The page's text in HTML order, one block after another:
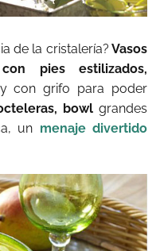
de la cristalería? Vasos
pies estilizados,
con grifo para poder
bowl grandes
un menaje divertido